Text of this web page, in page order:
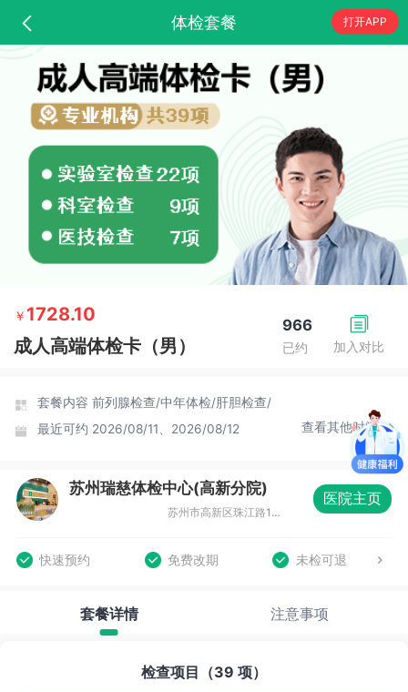
体检套餐 打开APP
加入对比
966
已约
￥ 1728.10
成人高端体检卡（男）
套餐内容 前列腺检查/中年体检/肝胆检查/
最近可约 2026/08/11、2026/08/12 查看其他时间
苏州瑞慈体检中心(高新分院)
苏州市高新区珠江路117号创新中心大厦B座4-5F
医院主页
快速预约 免费改期 未检可退
套餐详情 注意事项
检查项目（39 项）